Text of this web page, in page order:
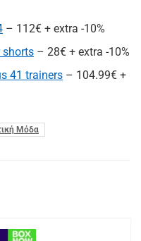
– 112€ + extra -10%
shorts – 28€ + extra -10%
41 trainers – 104.99€ +
Μόδα